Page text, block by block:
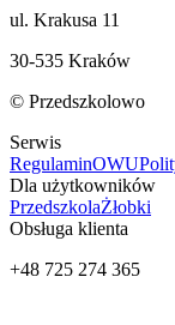
ul. Krakusa 11
30-535 Kraków
© Przedszkolowo
Serwis
RegulaminOWU
Dla użytkowników
PrzedszkolaŻłobki
Obsługa klienta
+48 725 274 365